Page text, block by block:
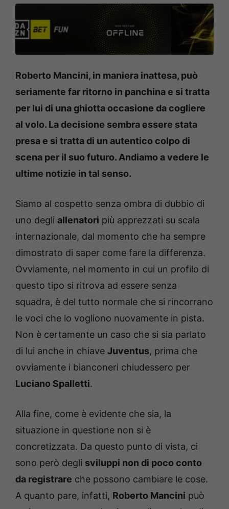
Roberto Mancini, in maniera inattesa, può
seriamente far ritorno in panchina e si tratta
per lui di una ghiotta occasione da cogliere
al volo. La decisione sembra essere stata
presa e si tratta di un autentico colpo di
scena per il suo futuro. Andiamo a vedere le
ultime notizie in tal senso.
Siamo al cospetto senza ombra di dubbio di
uno degli allenatori più apprezzati su scala
internazionale, dal momento che ha sempre
dimostrato di saper come fare la differenza.
Ovviamente, nel momento in cui un profilo di
questo tipo si ritrova ad essere senza
squadra, è del tutto normale che si rincorrano
le voci che lo vogliono nuovamente in pista.
Non è certamente un caso che si sia parlato
di lui anche in chiave Juventus, prima che
ovviamente i bianconeri chiudessero per
Luciano Spalletti.
Alla fine, come è evidente che sia, la
situazione in questione non si è
concretizzata. Da questo punto di vista, ci
sono però degli sviluppi non di poco conto
da registrare che possono cambiare le cose.
A quanto pare, infatti, Roberto Mancini può